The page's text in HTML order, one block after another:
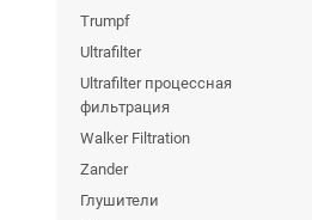
Trumpf
Ultrafilter
Ultrafilter процессная
фильтрация
Walker Filtration
Zander
Глушители